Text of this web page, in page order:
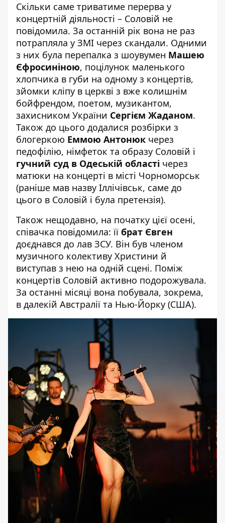
Скільки саме триватиме перерва у
концертній діяльності – Соловій не
повідомила. За останній рік вона не раз
потрапляла у ЗМІ через скандали. Одними
з них була перепалка з шоувумен Машею
Єфросиніною, поцілунок маленького
хлопчика в губи на одному з концертів,
зйомки кліпу в церкві з вже колишнім
бойфрендом, поетом, музикантом,
захисником України Сергієм Жаданом.
Також до цього додалися розбірки з
блогеркою Еммою Антонюк через
педофілію, німфеток та образу Соловій і
гучний суд в Одеській області через
матюки на концерті в місті Чорноморськ
(раніше мав назву Іллічівськ, саме до
цього в Соловій і була претензія).
Також нещодавно, на початку цієї осені,
співачка повідомила: її брат Євген
доєднався до лав ЗСУ. Він був членом
музичного колективу Христини й
виступав з нею на одній сцені. Поміж
концертів Соловій активно подорожувала.
За останні місяці вона побувала, зокрема,
в далекій Австралії та Нью-Йорку (США).